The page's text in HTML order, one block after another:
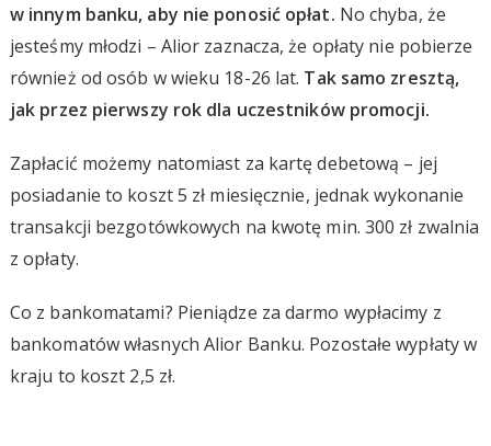
w innym banku, aby nie ponosić opłat. No chyba, że
jesteśmy młodzi – Alior zaznacza, że opłaty nie pobierze
również od osób w wieku 18-26 lat. Tak samo zresztą,
jak przez pierwszy rok dla uczestników promocji.
Zapłacić możemy natomiast za kartę debetową – jej
posiadanie to koszt 5 zł miesięcznie, jednak wykonanie
transakcji bezgotówkowych na kwotę min. 300 zł zwalnia
z opłaty.
Co z bankomatami? Pieniądze za darmo wypłacimy z
bankomatów własnych Alior Banku. Pozostałe wypłaty w
kraju to koszt 2,5 zł.